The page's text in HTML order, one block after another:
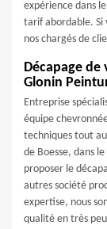
expérience dans
tarif abordable. Si
nos chargés de
Décapage de
Glonin
Entreprise
équipe
techniques tout
de Boesse, dans
proposer le
autres société
expertise, nous
qualité en très